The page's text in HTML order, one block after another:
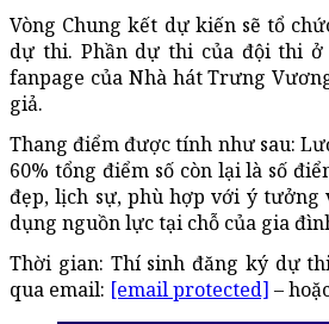
Vòng Chung kết dự kiến sẽ tổ
dự thi. Phần dự thi của đội thi
fanpage của Nhà hát Trưng
giả.
Thang điểm được tính như sau:
60% tổng điểm số còn lại là số
đẹp, lịch sự, phù hợp với ý
dụng nguồn lực tại chỗ của gia
Thời gian: Thí sinh đăng ký dự
qua email: [email protected] –